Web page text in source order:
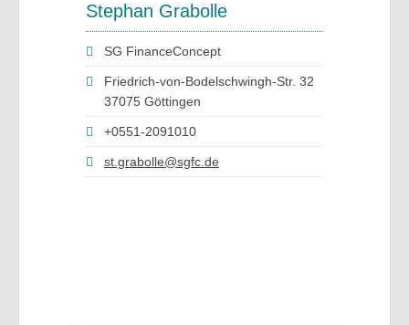
Stephan Grabolle
SG FinanceConcept
Friedrich-von-Bodelschwingh-Str. 32
37075 Göttingen
+0551-2091010
st.grabolle@sgfc.de